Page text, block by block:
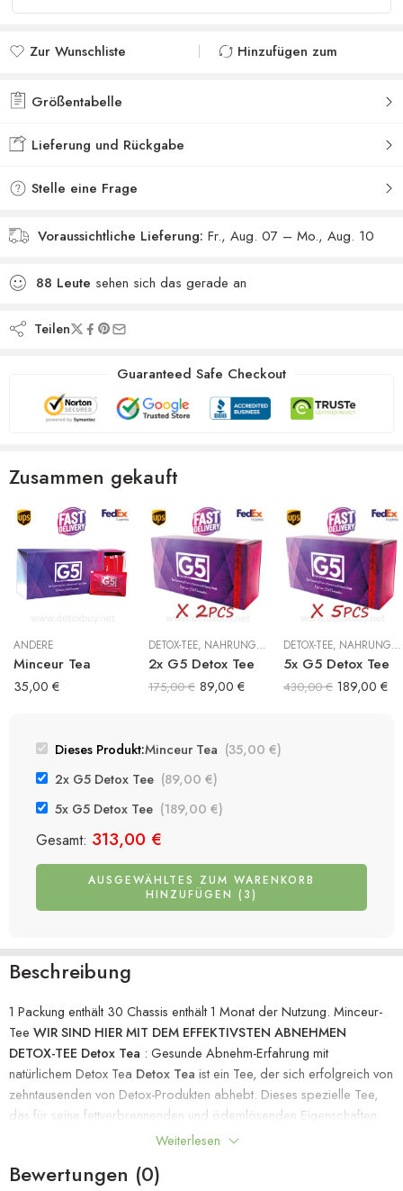
Zur Wunschliste
Zur Wunschliste
Hinzufügen zum
Größentabelle
Lieferung und Rückgabe
Stelle eine Frage
Voraussichtliche Lieferung: Fr., Aug. 07 – Mo., Aug. 10
88 Leute sehen sich das gerade an
Teilen
Guaranteed Safe Checkout
Zusammen gekauft
ANDERE
Minceur Tea
35,00 €
DETOX-TEE, NAHRUNGSERGÄNZUNG
2x G5 Detox Tee
175,00€ 89,00 €
DETOX-TEE, NAHRUNGSERGÄNZUNG
5x G5 Detox Tee
430,00€ 189,00 €
Dieses Produkt:Minceur Tea (35,00 €)
2x G5 Detox Tee (89,00 €)
5x G5 Detox Tee (189,00 €)
Gesamt: 313,00 €
AUSGEWÄHLTES ZUM WARENKORB
HINZUFÜGEN (3)
Beschreibung
1 Packung enthält 30 Chassis enthält 1 Monat der Nutzung. Minceur-
Tee WIR SIND HIER MIT DEM EFFEKTIVSTEN ABNEHMEN
DETOX-TEE Detox Tea : Gesunde Abnehm-Erfahrung mit
natürlichem Detox Tea Detox Tea ist ein Tee, der sich erfolgreich von
zehntausenden von Detox-Produkten abhebt. Dieses spezielle Tee,
das für seine fettverbrennenden und ödemlösenden Eigenschaften
bekannt ist, unterstützt Sie auch beim Abnehmen, indem es den
Natürliche Entgiftungsformel: Detox Tea ist ein hochwertiger
Weiterlesen
Bewertungen (0)